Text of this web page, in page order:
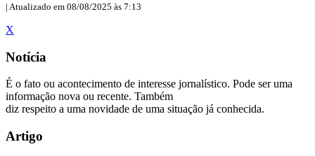
| Atualizado em 08/08/2025 às 7:13
X
Notícia
É o fato ou acontecimento de interesse jornalístico. Pode ser uma
informação nova ou recente. Também
diz respeito a uma novidade de uma situação já conhecida.
Artigo